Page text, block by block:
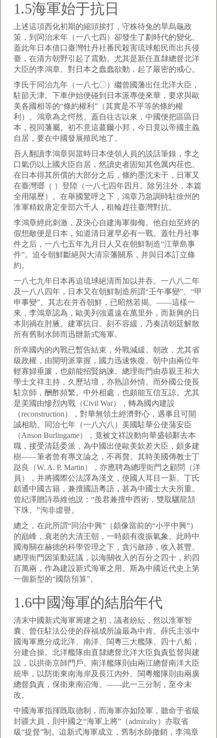
1.5海軍始于抗日
上述這項西化初期的縮頭挨打，守株待兔的旱烏龜政
策，到同治末年（一八七四）卻發生了劃時代的變化。
蓋此年日本借口臺灣牡丹社番民殺害琉球船民而出兵侵
臺，在清方朝野引起了震動。尤其是新任直隸總督北洋
大臣的李鴻章。對日本之蠢蠢欲動，起了嚴密的戒心。
李氏于同治九年（一八七〇）繼曾國藩出任北洋大臣，
駐節天津。下車伊始便碰到日本派專使來華，要求與歐
美各國相等的“條約權利”（其實是不平等的條約權
利）。鴻章為之愕然。蓋自往古以來，中國便把區區日
本，視同藩屬。初不意這蕞爾小邦，今日竟以帝國主義
自居，要在中國發展殖民地了。
吾人翻讀李鴻章與當時日本使領人員的談話筆錄，李之
口氣仍以上國大臣自居，然讀史者固知其色厲內荏也。
在日本得其所償的大部分之后，條約墨沈未干，日軍又
在臺灣瑯（ ）登陸（一八七四年四月。除另注外，本篇
全用陽歷）。在舉國驚呼之下，鴻章乃急調時駐徐州的
淮軍精銳唐定奎部六千人，租輪趕往臺灣對抗。
李鴻章經此刺激，及決心自建海軍御侮。他自始至終的
假想敵便是日本，知道清日遲早必有一戰。蓋牡丹社事
件之后，一八七五年九月日人又在朝鮮制造“江華島事
件”。迫令朝鮮斷絕與大清宗藩關系，并與日本訂立條
約。
一八七九年日本再迫琉球絕清而加以并吞。一八八二年
及一八八四年，日本又在朝鮮制造所謂“壬午事變”、“甲
申事變”。其志在并吞朝鮮，已昭然若揭。——這樣一
來，李鴻章認為，歐美列強還遠在萬里外，而新興的日
本則禍在肘腋。建軍抗日。刻不容緩，乃奏請朝廷解散
所有舊制水師而迅辦新式海軍。
所幸國內的內戰已暫告結束，外戰減緩。朝政，尤其省
級政權，由開明派掌握，國力迅速恢復。朝中由兩位年
輕寡婦垂簾，也頗能招賢納諫。總理衙門由恭親王和大
學士文祥主持，久歷坫壇，亦熟諳外情。而外國公使長
駐京師，酬酢頻繁。中外相處，也頗能互信互諒。尤其
是美國由慘烈內戰（Civil War），轉為國內建設
（reconstruction），對華無領土經濟野心，遇事且可開
誠相助。同治七年（一八六八）美國駐華公使蒲安臣
（Anson Burlingame），竟被文祥說動向華盛頓辭去本
職，接受清廷委派，為中國出使歐美欽差大臣，頗多建
樹——筆者曾有專文論之，不再贅。其時美國傳教士丁
跶良（W. A. P. Martin），亦應聘為總理衙門之顧問（洋
員），并將國際公法譯為漢文，使國人耳目一新。丁氏
頗通中國古籍，兼擅國語粵語，甚為中國士大夫所重。
曾紀澤贈詩恭維他說：“羨君兼擅中西術，雙取驪龍頷
下珠。”洵非虛譽。
總之，在此所謂“同治中興”（頗像當前的“小平中興”）
的巔峰，衰老的大清王朝，一時頗有復振氣象。此時中
國海關在赫德的科學管理之下，貪污斂跡，收入甚豐。
總理衙門因策動廷議，以海關收入的百分之四十，約四
百萬兩，作為建設新式海軍之用。斯為中國近代史上第
一個新型的“國防預算”。
1.6中國海軍的結胎年代
清末中國新式海軍籌建之初，議者紛紜，然以淮軍智
囊、曾任駐法公使的薛福成所論最為中肯。薛氏主張中
國海軍應分成北洋、南洋、閩粵三大艦隊、四十八船，
分建合操。北洋艦隊由直隸總督北洋大臣負責監督與建
設，以拱衛京師門戶。南洋艦隊則由兩江總督南洋大臣
統率，以防衛東南海岸及長江內外。閩粵艦隊則由兩廣
總督負責，保衛東南沿海。——此一三分制，至今未
改。
中國海軍指揮既取德制，而海軍亦如陸軍，聽命于省級
封疆大員，則中國之“海軍上將”（admiralty）亦取省
級“提督”制。迨新式海軍成立，舊制水師撤銷，李鴻章